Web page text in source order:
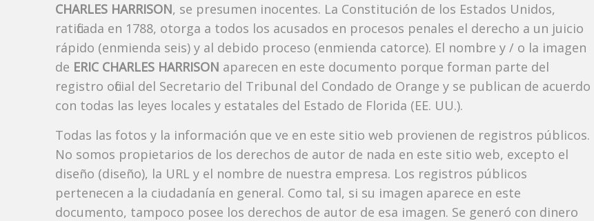
CHARLES HARRISON, se presumen inocentes. La Constitución de los Estados Unidos,
ratificada en 1788, otorga a todos los acusados ​​en procesos penales el derecho a un juicio
rápido (enmienda seis) y al debido proceso (enmienda catorce). El nombre y / o la imagen
de ERIC CHARLES HARRISON aparecen en este documento porque forman parte del
registro oficial del Secretario del Tribunal del Condado de Orange y se publican de acuerdo
con todas las leyes locales y estatales del Estado de Florida (EE. UU.).
Todas las fotos y la información que ve en este sitio web provienen de registros públicos.
No somos propietarios de los derechos de autor de nada en este sitio web, excepto el
diseño (diseño), la URL y el nombre de nuestra empresa. Los registros públicos
pertenecen a la ciudadanía en general. Como tal, si su imagen aparece en este
documento, tampoco posee los derechos de autor de esa imagen. Se generó con dinero